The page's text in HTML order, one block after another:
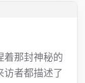
着那封神秘的
访者都描述了